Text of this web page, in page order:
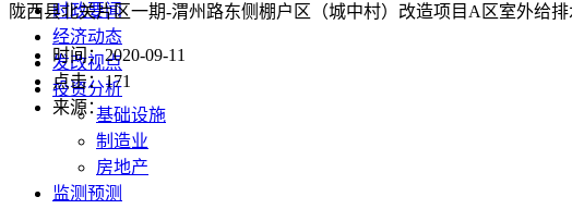
时政要闻
经济动态
发改视点
投资分析
基础设施
制造业
房地产
监测预测
陇西县北关片区一期-渭州路东侧棚户区（城中村）改造项目A区室外给
时间：2020-09-11
点击：171
来源：